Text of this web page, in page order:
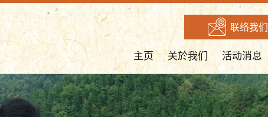
联络我们
主页 关於我们 活动消息